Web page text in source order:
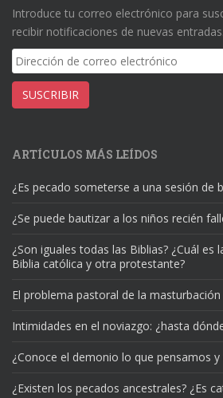
Introduce tu correo electrónico para
recibir notificaciones de nuevas entradas.
Dirección
de
correo
electrónico
SUSCRIBIR
ARTÍCULOS MÁS LEÍDOS
¿Es pecado someterse a una sesión de
¿Se puede bautizar a los niños recién
¿Son iguales todas las Biblias? ¿Cuál es
Biblia católica y otra protestante?
El problema pastoral de la masturbación
Intimidades en el noviazgo: ¿hasta
¿Conoce el demonio lo que pensamos
¿Existen los pecados ancestrales? ¿Es